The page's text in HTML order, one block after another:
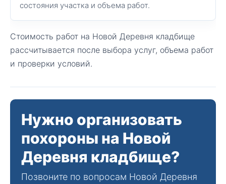
состояния участка и объема работ.
Стоимость работ на Новой Деревня кладбище
рассчитывается после выбора услуг, объема работ
и проверки условий.
Нужно организовать
похороны на Новой
Деревня кладбище?
Позвоните по вопросам Новой Деревня